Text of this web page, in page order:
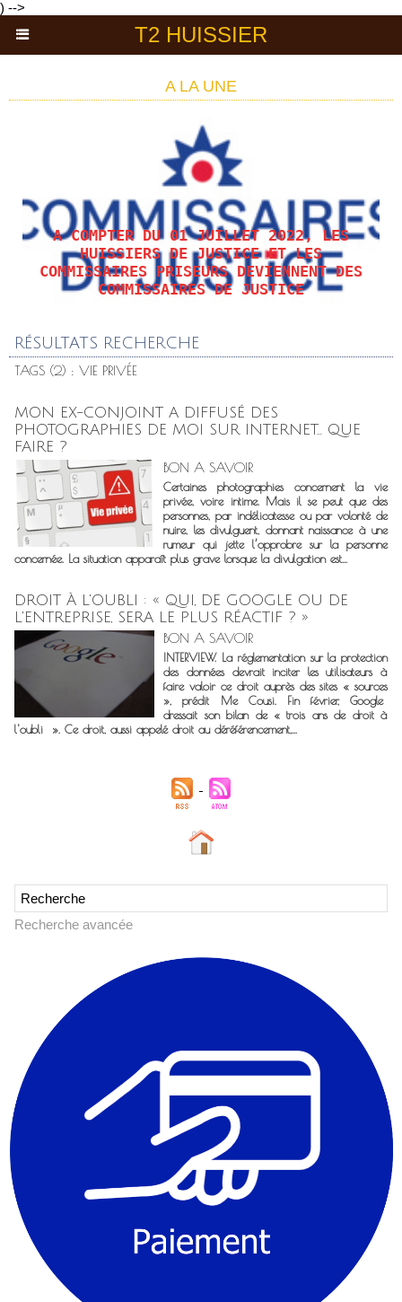
) -->
T2 HUISSIER
A LA UNE
A COMPTER DU 01 JUILLET 2022, LES
HUISSIERS DE JUSTICE ET LES
COMMISSAIRES PRISEURS DEVIENNENT DES
COMMISSAIRES DE JUSTICE
RÉSULTATS RECHERCHE
TAGS (2) : VIE PRIVÉE
MON EX-CONJOINT A DIFFUSÉ DES
PHOTOGRAPHIES DE MOI SUR INTERNET… QUE
FAIRE ?
BON A SAVOIR
Certaines photographies concernent la vie
privée, voire intime. Mais il se peut que des
personnes, par indélicatesse ou par volonté de
nuire, les divulguent, donnant naissance à une
rumeur qui jette l’opprobre sur la personne
concernée. La situation apparaît plus grave lorsque la divulgation est...
DROIT À L'OUBLI : « QUI, DE GOOGLE OU DE
L'ENTREPRISE, SERA LE PLUS RÉACTIF ? »
BON A SAVOIR
INTERVIEW. La réglementation sur la protection
des données devrait inciter les utilisateurs à
faire valoir ce droit auprès des sites « sources
», prédit Me Cousi. Fin février, Google
dressait son bilan de « trois ans de droit à
l'oubli ». Ce droit, aussi appelé droit au déréférencement,...
Recherche avancée